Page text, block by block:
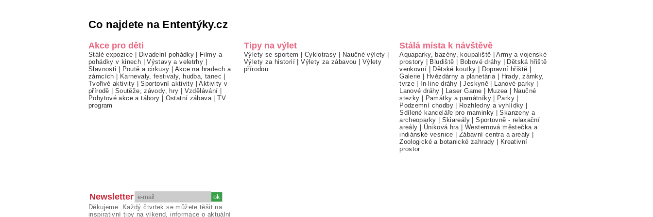
Co najdete na Ententýky.cz
Akce pro děti
Stálé expozice | Divadelní pohádky | Filmy a
pohádky v kinech |Výstavy a veletrhy |
Slavnosti | Poutě a cirkusy | Akce na hradech a
zámcích | Karnevaly, festivaly, hudba, tanec |
Tvořivé aktivity |Sportovní aktivity |Aktivity v
přírodě | Soutěže, závody, hry | Vzdělávání |
Pobytové akce a tábory | Ostatní zábava |TV
program
Tipy na výlet
Výlety se sportem | Cyklotrasy | Naučné výlety |
Výlety za historií |Výlety za zábavou | Výlety
přírodou
Stálá místa k návštěvě
Aquaparky, bazény, koupaliště |Army a vojenské
prostory | Bludiště | Bobové dráhy | Dětská hřiště
venkovní | Dětské koutky | Dopravní hřiště |
Galerie | Hvězdárny a planetária | Hrady, zámky,
tvrze | In-line dráhy |Jeskyně | Lanové parky |
Lanové dráhy | Laser Game | Muzea | Naučné
stezky | Památky a památníky| Parky |
Podzemní chodby| Rozhledny a vyhlídky |
Sdílené kanceláře pro maminky |Skanzeny a
archeoparky | Skiareály |Sportovně - relaxační
areály | Úniková hra |Westernová městečka a
indiánské vesnice | Zábavní centra a areály |
Zoologické a botanické zahrady | Kreativní
prostor
Newsletter
Děkujeme. Každý čtvrtek se můžete těšit na
inspirativní tipy na víkend, informace o aktuální